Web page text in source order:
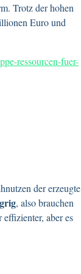
Trotz der hohen
Euro und
ressourcen-fuer-
der erzeugte
, also brauchen
aber es